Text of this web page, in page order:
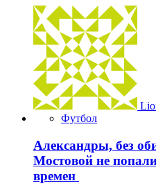
Футбол
Александры, без
Мостовой не
времен